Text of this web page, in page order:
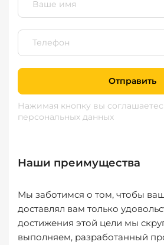
Отправить
Нажимая кнопку вы
персональных данных
Наши преимущества
Мы заботимся о том, чтобы
доставлял вам только
достижения этой цели мы
выполняем, разработанный